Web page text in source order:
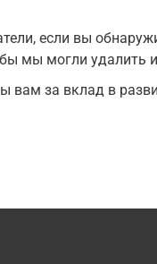
если вы
мы могли удалить
вам за вклад в